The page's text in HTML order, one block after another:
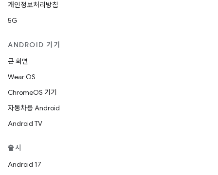
개인정보처리방침
5G
ANDROID 기기
큰 화면
Wear OS
ChromeOS 기기
자동차용 Android
Android TV
출시
Android 17